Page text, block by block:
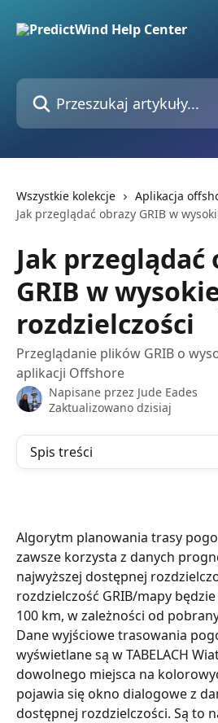
Przeszukaj artykuły...
Wszystkie kolekcje
Aplikacja
Jak przeglądać obrazy GRIB w
Jak przeglądać
GRIB w
rozdzielczości
Przeglądanie plików GRIB o
aplikacji Offshore
Napisane przez Jude Eades
Zaktualizowano dzisiaj
Spis treści
Algorytm planowania trasy
zawsze korzysta z danych
najwyższej dostępnej
rozdzielczość GRIB/mapy
100 km, w zależności od
Dane wyjściowe trasowania
wyświetlane są w TABELACH
dowolnego miejsca na
pojawia się okno dialogowe z
dostępnej rozdzielczości. Są to